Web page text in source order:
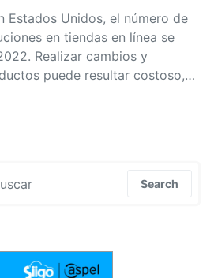
Estados Unidos, el número de
en tiendas en línea se
Realizar cambios y
puede resultar costoso,…
Search